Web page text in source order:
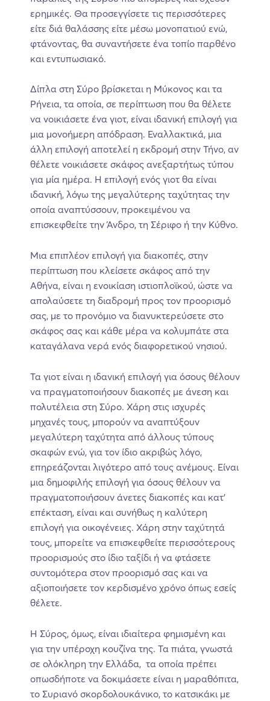
ερημικές. Θα προσεγγίσετε τις περισσότερες
είτε διά θαλάσσης είτε μέσω μονοπατιού ενώ,
φτάνοντας, θα συναντήσετε ένα τοπίο παρθένο
και εντυπωσιακό.
Δίπλα στη Σύρο βρίσκεται η Μύκονος και τα
Ρήνεια, τα οποία, σε περίπτωση που θα θέλετε
να νοικιάσετε ένα γιοτ, είναι ιδανική επιλογή για
μια μονοήμερη απόδραση. Εναλλακτικά, μια
άλλη επιλογή αποτελεί η εκδρομή στην Τήνο, αν
θέλετε νοικιάσετε σκάφος ανεξαρτήτως τύπου
για μία ημέρα. Η επιλογή ενός γιοτ θα είναι
ιδανική, λόγω της μεγαλύτερης ταχύτητας την
οποία αναπτύσσουν, προκειμένου να
επισκεφθείτε την Άνδρο, τη Σέριφο ή την Κύθνο.
Μια επιπλέον επιλογή για διακοπές, στην
περίπτωση που κλείσετε σκάφος από την
Αθήνα, είναι η ενοικίαση ιστιοπλοϊκού, ώστε να
απολαύσετε τη διαδρομή προς τον προορισμό
σας, με το προνόμιο να διανυκτερεύσετε στο
σκάφος σας και κάθε μέρα να κολυμπάτε στα
καταγάλανα νερά ενός διαφορετικού νησιού.
Τα γιοτ είναι η ιδανική επιλογή για όσους θέλουν
να πραγματοποιήσουν διακοπές με άνεση και
πολυτέλεια στη Σύρο. Χάρη στις ισχυρές
μηχανές τους, μπορούν να αναπτύξουν
μεγαλύτερη ταχύτητα από άλλους τύπους
σκαφών ενώ, για τον ίδιο ακριβώς λόγο,
επηρεάζονται λιγότερο από τους ανέμους. Είναι
μια δημοφιλής επιλογή για όσους θέλουν να
πραγματοποιήσουν άνετες διακοπές και κατ’
επέκταση, είναι και συνήθως η καλύτερη
επιλογή για οικογένειες. Χάρη στην ταχύτητά
τους, μπορείτε να επισκεφθείτε περισσότερους
προορισμούς στο ίδιο ταξίδι ή να φτάσετε
συντομότερα στον προορισμό σας και να
αξιοποιήσετε τον κερδισμένο χρόνο όπως εσείς
θέλετε.
Η Σύρος, όμως, είναι ιδιαίτερα φημισμένη και
για την υπέροχη κουζίνα της. Τα πιάτα, γνωστά
σε ολόκληρη την Ελλάδα, τα οποία πρέπει
οπωσδήποτε να δοκιμάσετε είναι η μαραθόπιτα,
το Συριανό σκορδολουκάνικο, το κατσικάκι με